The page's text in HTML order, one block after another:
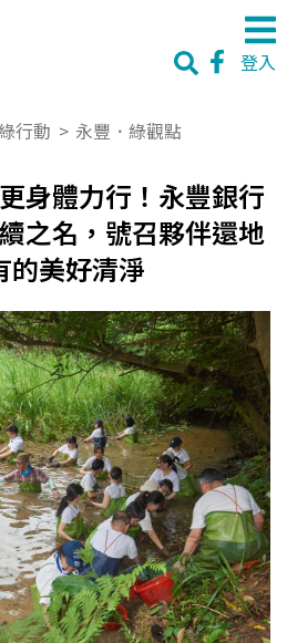
登入
行動 > 永豐．綠觀點
身體力行！永豐銀行
之名，號召夥伴還地
的美好清淨